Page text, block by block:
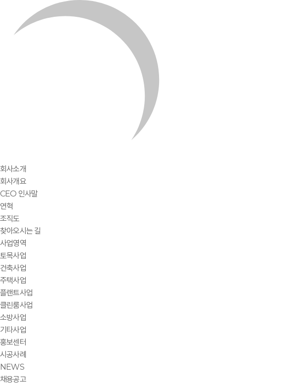
회사소개
회사개요
CEO 인사말
연혁
조직도
찾아오시는 길
사업영역
토목사업
건축사업
주택사업
플랜트사업
클린룸사업
소방사업
기타사업
홍보센터
시공사례
NEWS
채용공고